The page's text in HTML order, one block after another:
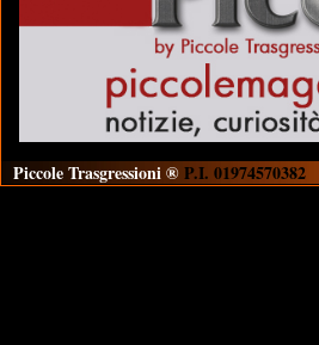
Piccole Trasgressioni ® P.I. 01974570382